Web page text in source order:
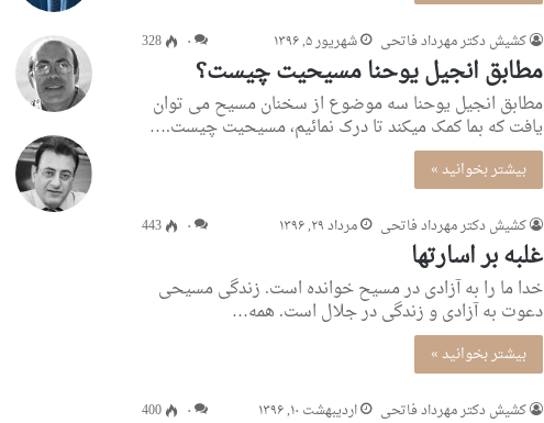
کشیش دکتر مهرداد فاتحی شهریور ۵, ۱۳۹۶ ۰ 328
مطابق انجیل یوحنا مسیحیت چیست؟
مطابق انجیل یوحنا سه موضوع از سخنان مسیح می توان
یافت که بما کمک میکند تا درک نمائیم، مسیحیت چیست.…
بیشتر بخوانید »
کشیش دکتر مهرداد فاتحی مرداد ۲۹, ۱۳۹۶ ۰ 443
غلبه بر اسارتها
خدا ما را به آزادی در مسیح خوانده است. زندگی مسیحی
دعوت به آزادی و زندگی در جلال است. همه…
بیشتر بخوانید »
کشیش دکتر مهرداد فاتحی اردیبهشت ۱۰, ۱۳۹۶ ۰ 400